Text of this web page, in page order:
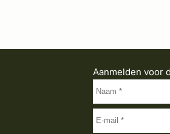
Aanmelden voor